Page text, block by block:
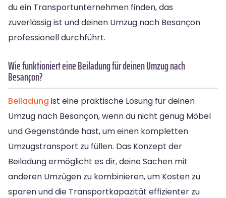
du ein Transportunternehmen finden, das
zuverlässig ist und deinen Umzug nach Besançon
professionell durchführt.
Wie funktioniert eine Beiladung für deinen Umzug nach
Besançon?
Beiladung ist eine praktische Lösung für deinen
Umzug nach Besançon, wenn du nicht genug Möbel
und Gegenstände hast, um einen kompletten
Umzugstransport zu füllen. Das Konzept der
Beiladung ermöglicht es dir, deine Sachen mit
anderen Umzügen zu kombinieren, um Kosten zu
sparen und die Transportkapazität effizienter zu